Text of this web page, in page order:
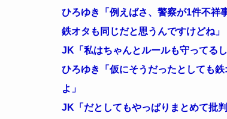
ひろゆき「例えばさ、警察が1件不祥
鉄オタも同じだと思うんですけどね」
JK「私はちゃんとルールも守ってる
ひろゆき「仮にそうだったとしても
よ」
JK「だとしてもやっぱりまとめて批